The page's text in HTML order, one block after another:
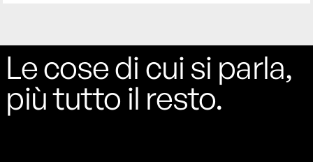
Le cose di cui si parla,
più tutto il resto.